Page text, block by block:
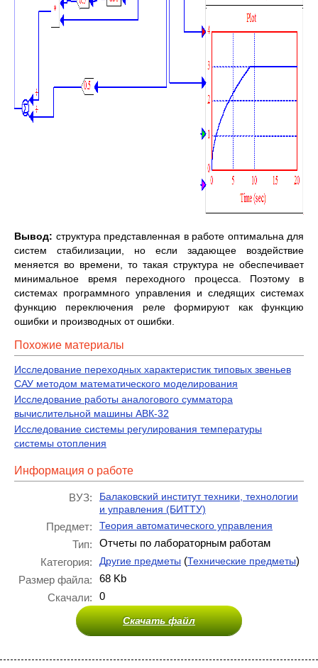
Вывод: структура представленная в работе оптимальна для
систем стабилизации, но если задающее воздействие
меняется во времени, то такая структура не обеспечивает
минимальное время переходного процесса. Поэтому в
системах программного управления и следящих системах
функцию переключения реле формируют как функцию
ошибки и производных от ошибки.
Похожие материалы
Исследование переходных характеристик типовых звеньев
САУ методом математического моделирования
Исследование работы аналогового сумматора
вычислительной машины АВК-32
Исследование системы регулирования температуры
системы отопления
Информация о работе
ВУЗ:
Балаковский институт техники, технологии
и управления (БИТТУ)
Предмет: Теория автоматического управления
Тип:
Отчеты по лабораторным работам
Категория:
Другие предметы (Технические предметы)
Размер файла:
68 Kb
Скачали:
0
Скачать файл